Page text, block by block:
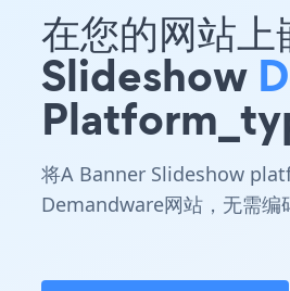
在您的网站
Slideshow
将A Banner Slideshow
Demandware网站，无需编